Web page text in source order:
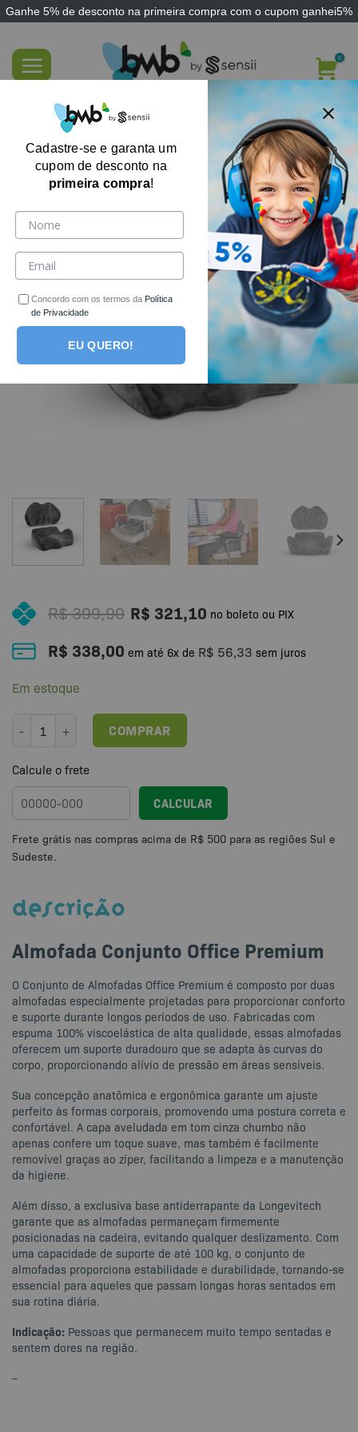
Ganhe 5% de desconto na primeira compra com o cupom ganhei5%
content
Almofada Conjunto Office Premium
R$399,90 R$ 321,10 no boleto ou PIX
R$ 338,00 em até 6x de R$ 56,33 sem juros
Em estoque
Almofada Conjunto Office Premium quantidade
COMPRAR
Calcule o frete
CALCULAR
DESCRIÇÃO
Almofada Conjunto Office Premium
O Conjunto de Almofadas Office Premium é composto por duas
almofadas especialmente projetadas para proporcionar conforto
e suporte durante longos períodos de uso. Fabricadas com
espuma 100% viscoelástica de alta qualidade, essas almofadas
oferecem um suporte duradouro que se adapta às curvas do
corpo, proporcionando alívio de pressão em áreas sensíveis.
Sua concepção anatômica e ergonômica garante um ajuste
perfeito às formas corporais, promovendo uma postura correta e
confortável. A capa aveludada em tom cinza chumbo não
apenas confere um toque suave, mas também é facilmente
removível graças ao zíper, facilitando a limpeza e a manutenção
da higiene.
Além disso, a exclusiva base antiderrapante da Longevitech
garante que as almofadas permaneçam firmemente
posicionadas na cadeira, evitando qualquer deslizamento. Com
uma capacidade de suporte de até 100 kg, o conjunto de
almofadas proporciona estabilidade e durabilidade, tornando-se
essencial para aqueles que passam longas horas sentados em
sua rotina diária.
Indicação: Pessoas que permanecem muito tempo sentadas e
sentem dores na região.
–
Cadastre-se e garanta um
cupom de desconto na
primeira compra!
Concordo com os termos da Política
de Privacidade
EU QUERO!